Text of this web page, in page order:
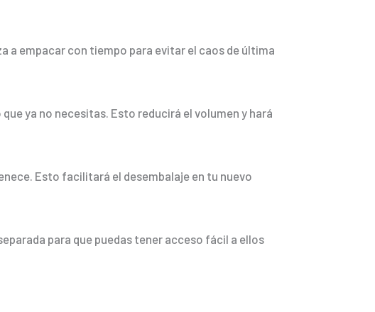
a empacar con tiempo para evitar el caos de última
ya no necesitas. Esto reducirá el volumen y hará
Esto facilitará el desembalaje en tu nuevo
para que puedas tener acceso fácil a ellos